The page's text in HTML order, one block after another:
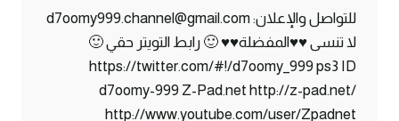
للتواصل والإعلان: d7oomy999.channel@gmail.com
لا تنسى ♥♥المفضلة♥♥ 🙂 رابط التويتر حقي 🙂
https://twitter.com/#!/d7oomy_999 ps3 ID
d7oomy-999 Z-Pad.net http://z-pad.net/
http://www.youtube.com/user/Zpadnet